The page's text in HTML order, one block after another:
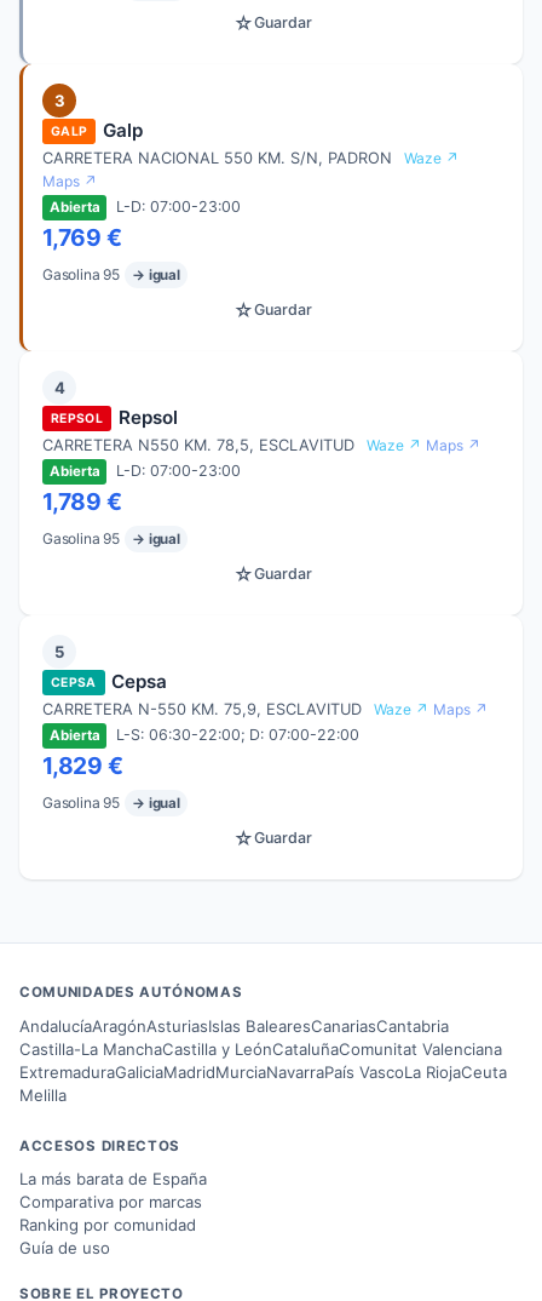
☆Guardar
3
GALP Galp
CARRETERA NACIONAL 550 KM. S/N, PADRON
Waze ↗
Maps ↗
Abierta L-D: 07:00-23:00
1,769 €
Gasolina 95 → igual
☆Guardar
4
REPSOL Repsol
CARRETERA N550 KM. 78,5, ESCLAVITUD Waze ↗ Maps ↗
Abierta L-D: 07:00-23:00
1,789 €
Gasolina 95 → igual
☆Guardar
5
CEPSA Cepsa
CARRETERA N-550 KM. 75,9, ESCLAVITUD Waze ↗ Maps ↗
Abierta L-S: 06:30-22:00; D: 07:00-22:00
1,829 €
Gasolina 95 → igual
☆Guardar
COMUNIDADES AUTÓNOMAS
AndalucíaAragónAsturiasIslas BalearesCanariasCantabria
Castilla-La ManchaCastilla y LeónCataluñaComunitat Valenciana
ExtremaduraGaliciaMadridMurciaNavarraPaís VascoLa RiojaCeuta
Melilla
ACCESOS DIRECTOS
La más barata de España
Comparativa por marcas
Ranking por comunidad
Guía de uso
SOBRE EL PROYECTO